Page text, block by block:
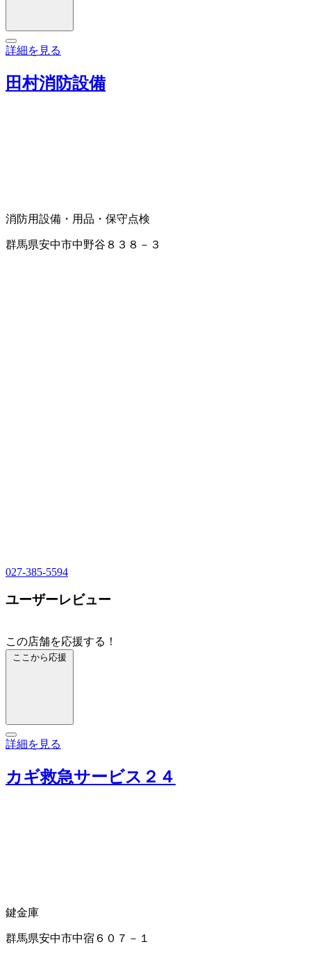
詳細を見る
田村消防設備
消防用設備・用品・保守点検
群馬県安中市中野谷８３８－３
027-385-5594
ユーザーレビュー
この店舗を応援する！
ここから応援
詳細を見る
カギ救急サービス２４
鍵金庫
群馬県安中市中宿６０７－１